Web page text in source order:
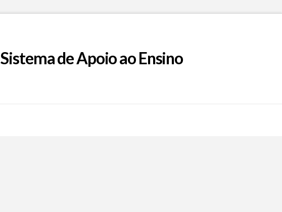
Sistema de Apoio ao Ensino